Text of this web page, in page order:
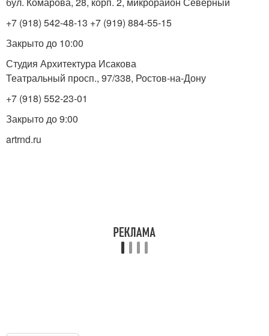
+7 (918) 542-48-13 +7 (919) 884-55-15
Закрыто до 10:00
Студия Архитектура Исакова
Театральный просп., 97/338, Ростов-на-Дону
+7 (918) 552-23-01
Закрыто до 9:00
artrnd.ru